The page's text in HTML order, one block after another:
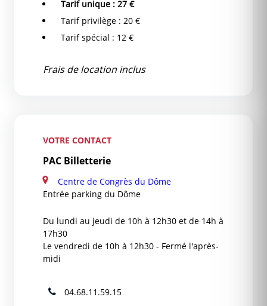
Tarif unique : 27 €
Tarif privilège : 20 €
Tarif spécial : 12 €
Frais de location inclus
VOTRE CONTACT
PAC Billetterie
Centre de Congrès du Dôme
Entrée parking du Dôme
Du lundi au jeudi de 10h à 12h30 et de 14h à
17h30
Le vendredi de 10h à 12h30 - Fermé l'après-
midi
04.68.11.59.15